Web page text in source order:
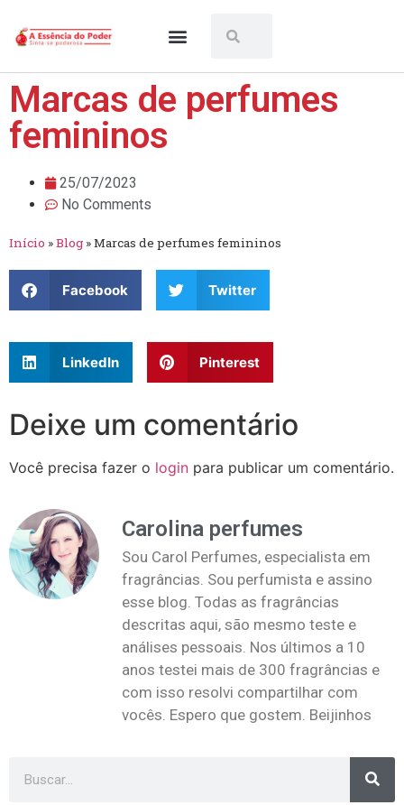
Marcas de perfumes
femininos
25/07/2023
No Comments
Início »Blog »Marcas de perfumes femininos
Facebook Twitter
LinkedIn Pinterest
Deixe um comentário
Você precisa fazer o login para publicar um comentário.
Carolina perfumes
Sou Carol Perfumes, especialista em
fragrâncias. Sou perfumista e assino
esse blog. Todas as fragrâncias
descritas aqui, são mesmo teste e
análises pessoais. Nos últimos a 10
anos testei mais de 300 fragrâncias e
com isso resolvi compartilhar com
vocês. Espero que gostem. Beijinhos